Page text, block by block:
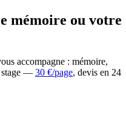
mémoire ou votre
accompagne : mémoire,
stage — 30 €/page, devis en 24